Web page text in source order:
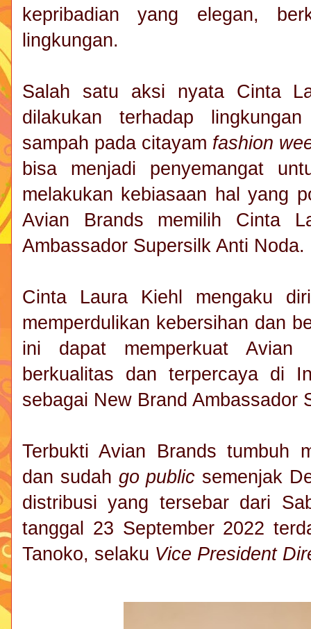
kepribadian yang elegan,
lingkungan.
Salah satu aksi nyata Cinta
dilakukan terhadap
sampah pada citayam fashion
bisa menjadi penyemangat
melakukan kebiasaan hal yang
Avian Brands memilih Cinta
Ambassador Supersilk Anti Noda.
Cinta Laura Kiehl mengaku
memperdulikan kebersihan dan
ini dapat memperkuat Avian
berkualitas dan terpercaya di
sebagai New Brand Ambassador
Terbukti Avian Brands tumbuh
dan sudah go public semenjak
distribusi yang tersebar dari
tanggal 23 September 2022
Tanoko, selaku Vice President